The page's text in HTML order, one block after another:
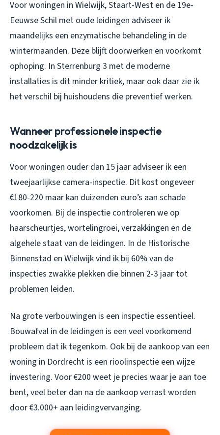
Voor woningen in Wielwijk, Staart-West en de 19e-
Eeuwse Schil met oude leidingen adviseer ik
maandelijks een enzymatische behandeling in de
wintermaanden. Deze blijft doorwerken en voorkomt
ophoping. In Sterrenburg 3 met de moderne
installaties is dit minder kritiek, maar ook daar zie ik
het verschil bij huishoudens die preventief werken.
Wanneer professionele inspectie
noodzakelijk is
Voor woningen ouder dan 15 jaar adviseer ik een
tweejaarlijkse camera-inspectie. Dit kost ongeveer
€180-220 maar kan duizenden euro’s aan schade
voorkomen. Bij de inspectie controleren we op
haarscheurtjes, wortelingroei, verzakkingen en de
algehele staat van de leidingen. In de Historische
Binnenstad en Wielwijk vind ik bij 60% van de
inspecties zwakke plekken die binnen 2-3 jaar tot
problemen leiden.
Na grote verbouwingen is een inspectie essentieel.
Bouwafval in de leidingen is een veel voorkomend
probleem dat ik tegenkom. Ook bij de aankoop van een
woning in Dordrecht is een rioolinspectie een wijze
investering. Voor €200 weet je precies waar je aan toe
bent, veel beter dan na de aankoop verrast worden
door €3.000+ aan leidingvervanging.